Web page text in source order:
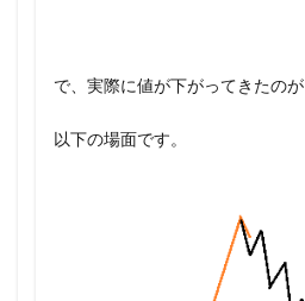
で、実際に値が下がってきたのが
以下の場面です。